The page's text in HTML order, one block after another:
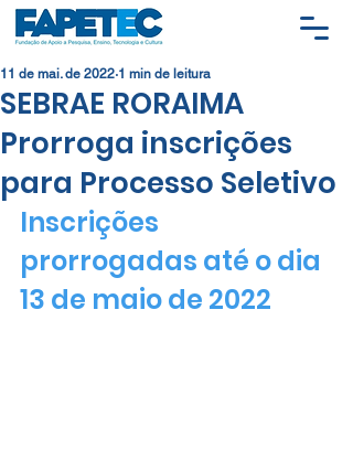
SEBRAE RORAIMA
Prorroga inscrições
para Processo Seletivo
11 de mai. de 2022 1 min de leitura
Inscrições
prorrogadas até o dia
13 de maio de 2022